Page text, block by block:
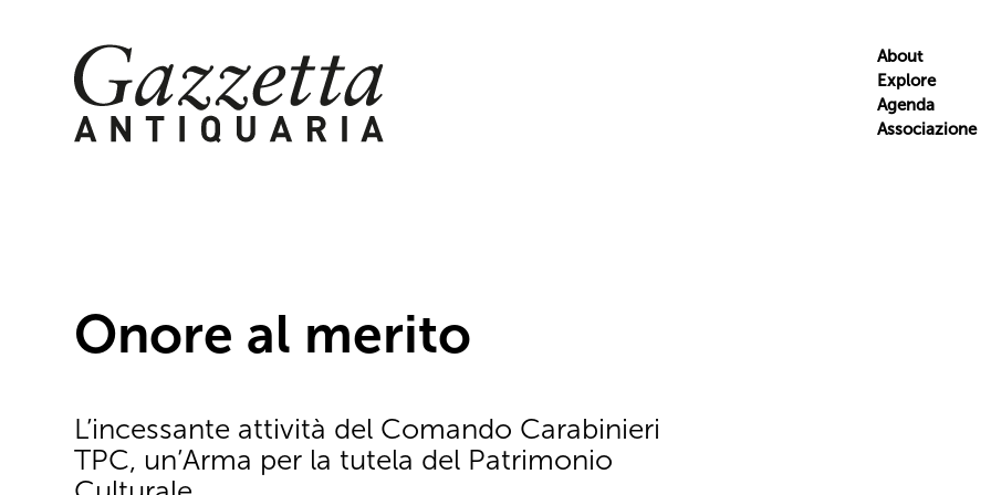
Skip
to
content
About
Explore
Agenda
Associazione
Onore al merito
L’incessante attività del Comando Carabinieri
TPC, un’Arma per la tutela del Patrimonio